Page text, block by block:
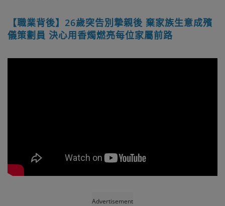
【職業背後】26歲突告別摯親後 棄家族生意成殯
儀策劃員 決心用香燭燃亮每位家屬前路
Advertisement